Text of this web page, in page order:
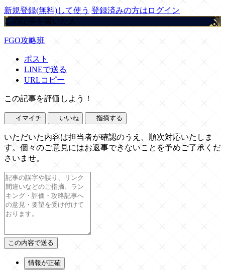
新規登録(無料)して使う 登録済みの方はログイン
この記事を書いた人
FGO攻略班
ポスト
LINEで送る
URLコピー
この記事を評価しよう！
イマイチ いいね 指摘する
いただいた内容は担当者が確認のうえ、順次対応いたしま
す。個々のご意見にはお返事できないことを予めご了承くだ
さいませ。
情報が正確